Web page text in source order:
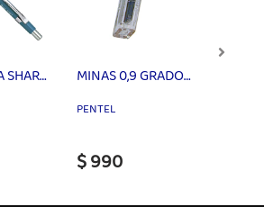
PORTAMINA SHARP TECNICO 0,7 mm AZ P207-C MINAS 0,9 GRADO 2B - B - HB 12 UNID
PENTEL
$ 990